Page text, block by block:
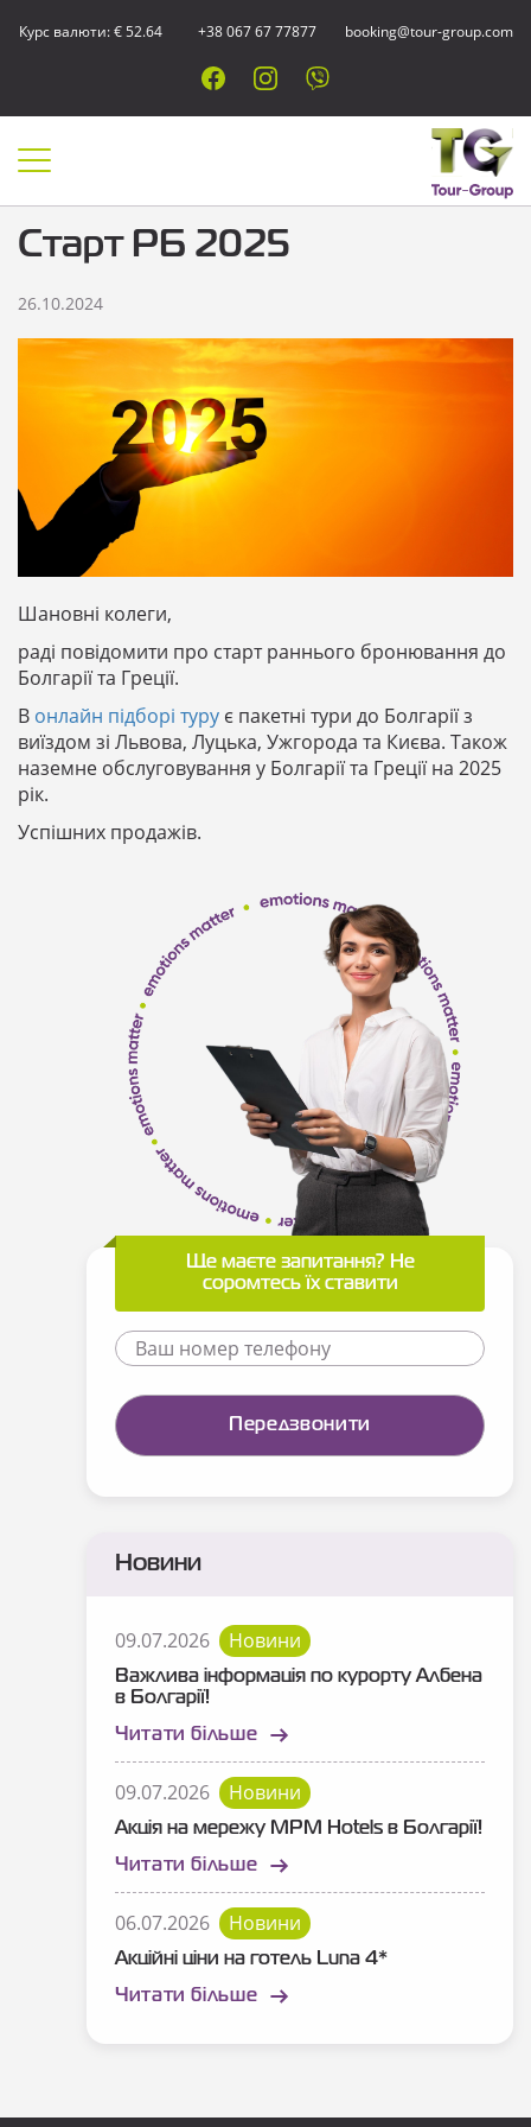
Курс валюти: € 52.64 +38 067 67 77877 booking@tour-group.com
Старт РБ 2025
26.10.2024
Шановні колеги,
раді повідомити про старт раннього бронювання до
Болгарії та Греції.
В онлайн підборі туру є пакетні тури до Болгарії з
виїздом зі Львова, Луцька, Ужгорода та Києва. Також
наземне обслуговування у Болгарії та Греції на 2025
рік.
Успішних продажів.
Ще маєте запитання? Не
соромтесь їх ставити
Новини
09.07.2026 Новини
Важлива інформація по курорту Албена
в Болгарії!
Читати більше
09.07.2026 Новини
Акція на мережу MPM Hotels в Болгарії!
Читати більше
06.07.2026 Новини
Акційні ціни на готель Luna 4*
Читати більше